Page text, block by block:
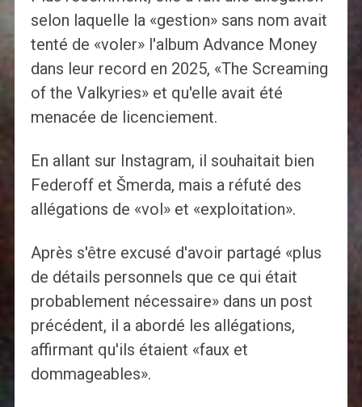
selon laquelle la «gestion» sans nom avait
tenté de «voler» l'album Advance Money
dans leur record en 2025, «The Screaming
of the Valkyries» et qu'elle avait été
menacée de licenciement.
En allant sur Instagram, il souhaitait bien
Federoff et Šmerda, mais a réfuté des
allégations de «vol» et «exploitation».
Après s'être excusé d'avoir partagé «plus
de détails personnels que ce qui était
probablement nécessaire» dans un post
précédent, il a abordé les allégations,
affirmant qu'ils étaient «faux et
dommageables».